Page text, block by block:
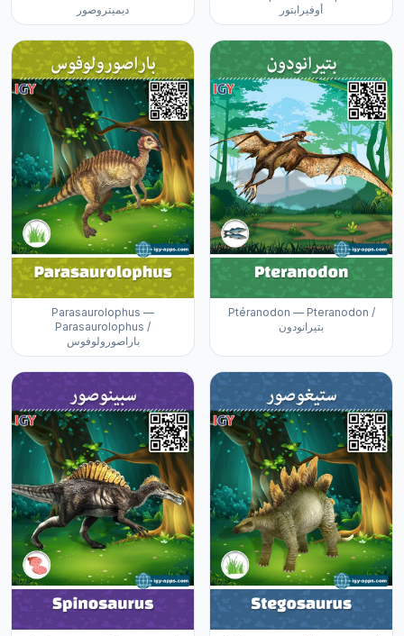
ديميتروصور
أوفيرابتور
Parasaurolophus —
Parasaurolophus /
باراصورولوفوس
Ptéranodon — Pteranodon /
بتيرانودون